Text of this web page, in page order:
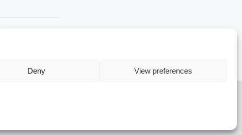
Deny View preferences